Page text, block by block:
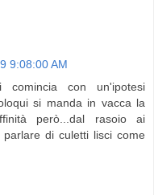
9:08:00 AM
comincia con un'ipotesi
si manda in vacca la
però...dal rasoio ai
di culetti lisci come